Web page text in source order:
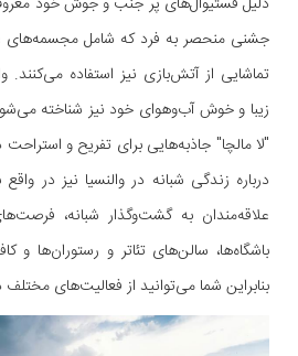
جشنی منحصر به فرد که شامل
تماشایی از آتش‌بازی نیز استفاده می‌کنند.
زیبا و خوش آب‌وهوای خود نیز شناخته
"لا مالچا" جاذبه‌هایی برای تفریح و استراحت
درباره زندگی شبانه در والنسیا نیز در
علاقه‌مندان به گشت‌وگذار شبانه‌،
باشگاه‌ها، سالن‌های تئاتر و رستوران‌ها و
بنابراین شما می‌توانید از فعالیت‌های